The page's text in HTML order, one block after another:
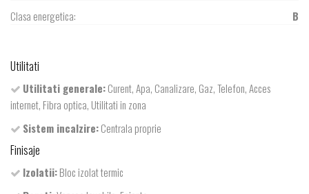
Clasa energetica:
B
Utilitati
Utilitati generale:Curent, Apa, Canalizare, Gaz, Telefon, Acces
internet, Fibra optica, Utilitati in zona
Sistem incalzire:Centrala proprie
Finisaje
Izolatii:Bloc izolat termic